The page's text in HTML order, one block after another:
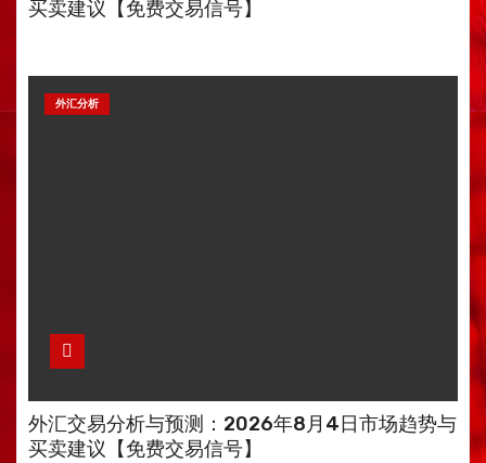
买卖建议【免费交易信号】
外汇分析
外汇交易分析与预测：2026年8月4日市场趋势与
买卖建议【免费交易信号】